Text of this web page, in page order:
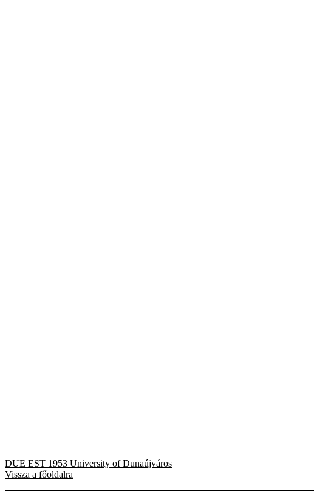
Bejegyzés
navigáció
Previous
post:
DUE EST 1953 University of Dunaújváros
Vissza a főoldalra